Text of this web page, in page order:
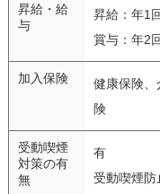
昇給・給
与
昇給：年1
賞与：年2
加入保険
健康保険、
険
受動喫煙
対策の有
無
有
受動喫煙防